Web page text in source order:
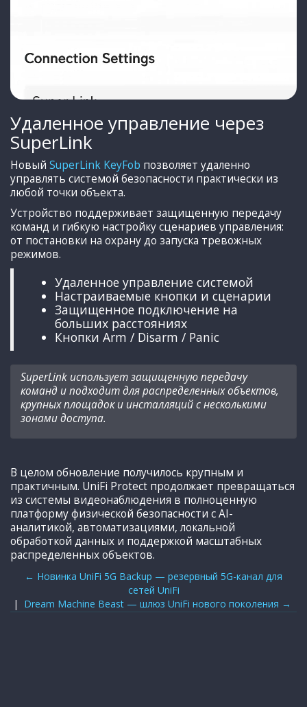
Удаленное управление через
SuperLink
Новый SuperLink KeyFob позволяет удаленно
управлять системой безопасности практически из
любой точки объекта.
Устройство поддерживает защищенную передачу
команд и гибкую настройку сценариев управления:
от постановки на охрану до запуска тревожных
режимов.
Удаленное управление системой
Настраиваемые кнопки и сценарии
Защищенное подключение на
больших расстояниях
Кнопки Arm / Disarm / Panic
SuperLink использует защищенную передачу
команд и подходит для распределенных объектов,
крупных площадок и инсталляций с несколькими
зонами доступа.
В целом обновление получилось крупным и
практичным. UniFi Protect продолжает превращаться
из системы видеонаблюдения в полноценную
платформу физической безопасности с AI-
аналитикой, автоматизациями, локальной
обработкой данных и поддержкой масштабных
распределенных объектов.
← Новинка UniFi 5G Backup — резервный 5G-канал для
сетей UniFi
| Dream Machine Beast — шлюз UniFi нового поколения →